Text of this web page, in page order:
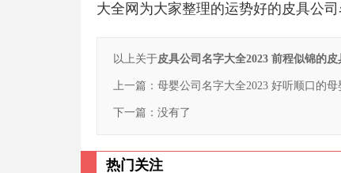
大全网为大家整理的运势好的皮具公
以上关于皮具公司名字大全2023 前程似锦的
上一篇： 母婴公司名字大全2023 好听顺口的
下一篇：没有了
热门关注